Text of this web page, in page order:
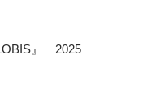
』 2025